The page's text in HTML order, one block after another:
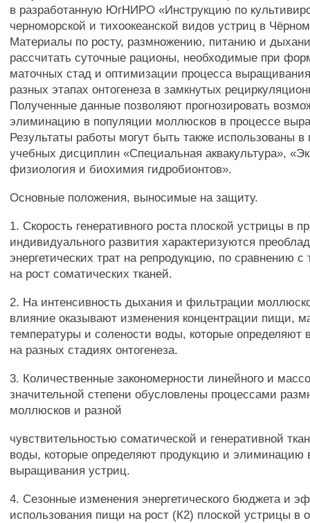
в разработанную ЮгНИРО «Инструкцию по
черноморской и тихоокеанской видов устриц в
Материалы по росту, размножению, питанию и
рассчитать суточные рационы, необходимые при
маточных стад и оптимизации процесса
разных этапах онтогенеза в замкнутых
Полученные данные позволяют прогнозировать
элиминацию в популяции моллюсков в процессе
Результаты работы могут быть также использованы в
учебных дисциплин «Специальная аквакультура»,
физиология и биохимия гидробионтов».
Основные положения, выносимые на защиту.
1. Скорость генеративного роста плоской устрицы в
индивидуального развития характеризуются
энергетических трат на репродукцию, по сравнению с
на рост соматических тканей.
2. На интенсивность дыхания и фильтрации
влияние оказывают изменения концентрации пищи,
температуры и солености воды, которые определяют
на разных стадиях онтогенеза.
3. Количественные закономерности линейного и
значительной степени обусловлены процессами
моллюсков и разной
чувствительностью соматической и генеративной
воды, которые определяют продукцию и элиминацию
выращивания устриц.
4. Сезонные изменения энергетического бюджета и
использования пищи на рост (К2) плоской устрицы в